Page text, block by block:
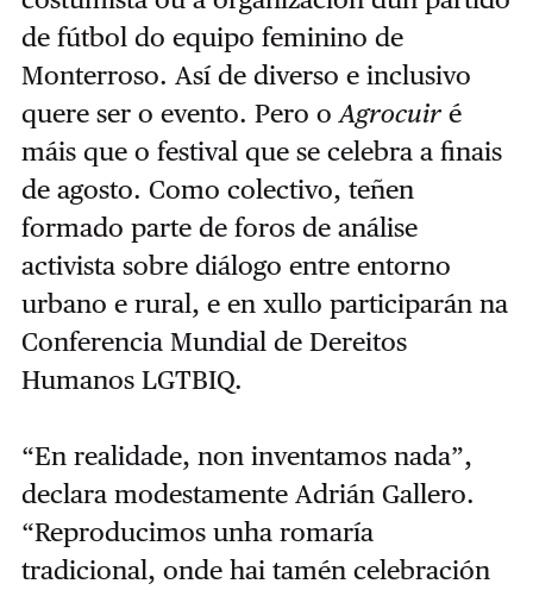
de fútbol do equipo feminino de
Monterroso. Así de diverso e inclusivo
quere ser o evento. Pero o Agrocuiré
máis que o festival que se celebra a finais
de agosto. Como colectivo, teñen
formado parte de foros de análise
activista sobre diálogo entre entorno
urbano e rural, e en xullo participarán na
Conferencia Mundial de Dereitos
Humanos LGTBIQ.
“En realidade, non inventamos nada”,
declara modestamente Adrián Gallero.
“Reproducimos unha romaría
tradicional, onde hai tamén celebración